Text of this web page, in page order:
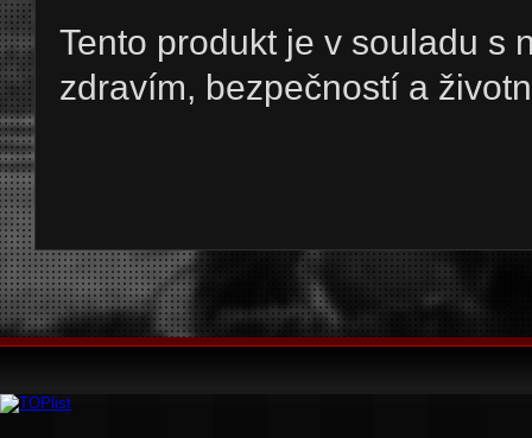
Tento produkt je v souladu s
zdravím, bezpečností a